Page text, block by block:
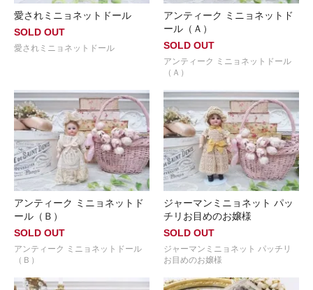
愛されミニョネットドール
SOLD OUT
愛されミニョネットドール
アンティーク ミニョネットド
ール（Ａ）
SOLD OUT
アンティーク ミニョネットドール
（Ａ）
アンティーク ミニョネットド
ール（Ｂ）
SOLD OUT
アンティーク ミニョネットドール
（Ｂ）
ジャーマンミニョネット パッ
チリお目めのお嬢様
SOLD OUT
ジャーマンミニョネット パッチリ
お目めのお嬢様